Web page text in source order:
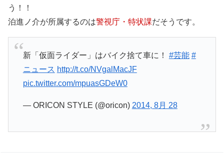
う！！
泊進ノ介が所属するのは警視庁・特状課だそうです。
新「仮面ライダー」はバイク捨て車に！ #芸能 #
ニュース http://t.co/NVgalMacJF
pic.twitter.com/mpuasGDeW0
— ORICON STYLE (@oricon) 2014, 8月 28